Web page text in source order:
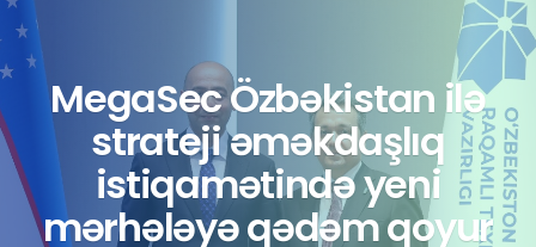
MegaSec Özbəkistan ilə
strateji əməkdaşlıq
istiqamətində yeni
mərhələyə qədəm qoyur